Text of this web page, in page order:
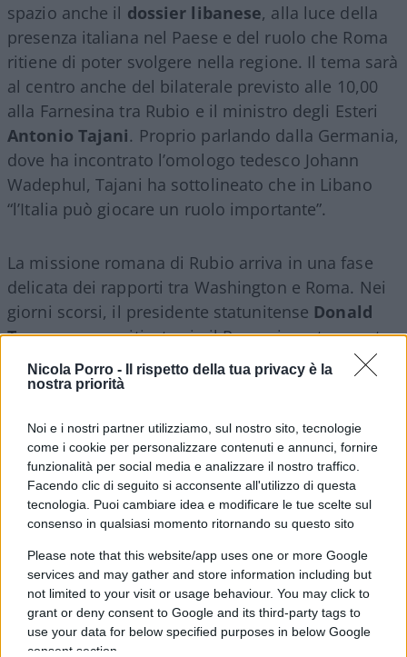
Nicola Porro -
Il rispetto della tua privacy è la
nostra priorità
Noi e i nostri partner utilizziamo, sul nostro sito, tecnologie
come i cookie per personalizzare contenuti e annunci, fornire
funzionalità per social media e analizzare il nostro traffico.
Facendo clic di seguito si acconsente all'utilizzo di questa
tecnologia. Puoi cambiare idea e modificare le tue scelte sul
consenso in qualsiasi momento ritornando su questo sito
Please note that this website/app uses one or more Google
services and may gather and store information including but
not limited to your visit or usage behaviour. You may click to
grant or deny consent to Google and its third-party tags to
use your data for below specified purposes in below Google
consent section.
spazio anche il dossier libanese, alla luce della
presenza italiana nel Paese e del ruolo che Roma
ritiene di poter svolgere nella regione. Il tema sarà
al centro anche del bilaterale previsto alle 10,00
alla Farnesina tra Rubio e il ministro degli Esteri
Antonio Tajani. Proprio parlando dalla Germania,
dove ha incontrato l’omologo tedesco Johann
Wadephul, Tajani ha sottolineato che in Libano
“l’Italia può giocare un ruolo importante”.
La missione romana di Rubio arriva in una fase
delicata dei rapporti tra Washington e Roma. Nei
giorni scorsi, il presidente statunitense Donald
Trumpaveva criticato sia il Papa, ricevuto questa
mattina in udienza dal Segretario di Stato Usa, sia
il governo italiano, accusato di “non aver fatto
Meloni, lunedì scorso da Erevan, aveva precisato
che quell’operazione non era mai stata discussa in
sede Nato. Al di là delle tensioni recenti, la visita
viene letta anche come un riconoscimento del
ruolo diplomatico dell’Italia, considerata un
interlocutore in grado di mantenere canali aperti
con diversi attori in uno scenario mediorientale
particolarmente complesso.